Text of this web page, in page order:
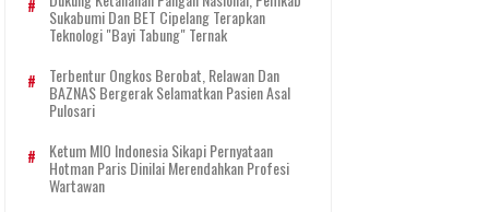
Sukabumi Dan BET Cipelang Terapkan
Teknologi "Bayi Tabung" Ternak
Terbentur Ongkos Berobat, Relawan Dan
BAZNAS Bergerak Selamatkan Pasien Asal
Pulosari
Ketum MIO Indonesia Sikapi Pernyataan
Hotman Paris Dinilai Merendahkan Profesi
Wartawan